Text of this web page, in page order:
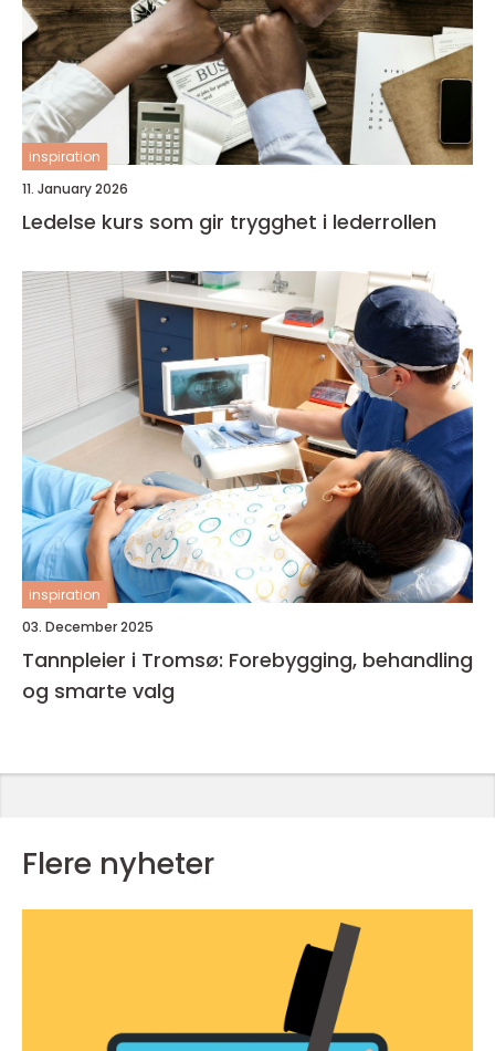
inspiration
11. January 2026
Ledelse kurs som gir trygghet i lederrollen
inspiration
03. December 2025
Tannpleier i Tromsø: Forebygging, behandling
og smarte valg
Flere nyheter